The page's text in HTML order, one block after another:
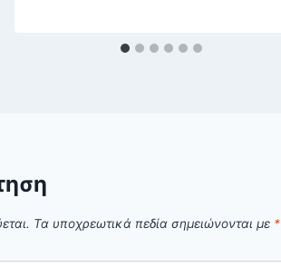
Τα υποχρεωτικά πεδία σημειώνονται με *